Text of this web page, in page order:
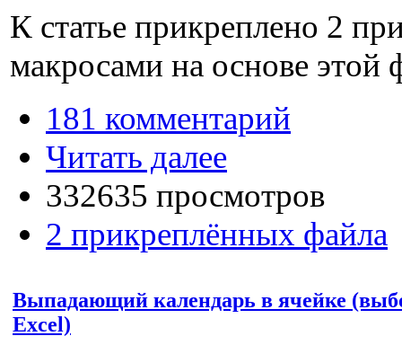
К статье прикреплено 2
макросами на основе этой
181 комментарий
Читать далее
332635 просмотров
2 прикреплённых файла
Выпадающий календарь в ячейке
Excel)